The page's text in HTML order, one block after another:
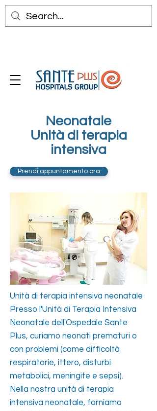
Neonatale
Unità di terapia
intensiva
Prendi appuntamento ora
Unità di terapia intensiva neonatale
Presso l'Unità di Terapia Intensiva
Neonatale dell'Ospedale Sante
Plus, curiamo neonati prematuri o
con problemi (come difficoltà
respiratorie, ittero, disturbi
metabolici, meningite e sepsi).
Nella nostra unità di terapia
intensiva neonatale, forniamo